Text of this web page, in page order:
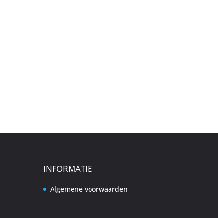
INFORMATIE
Algemene voorwaarden